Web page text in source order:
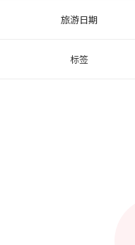
旅游日期
标签